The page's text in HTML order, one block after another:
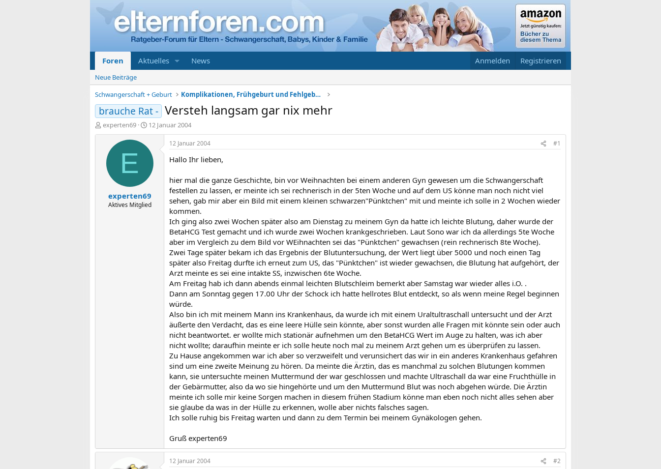
Foren Aktuelles News Anmelden Registrieren
Neue Beiträge
Schwangerschaft + Geburt
Komplikationen, Frühgeburt und Fehlgeburt
brauche Rat - Versteh langsam gar nix mehr
E
r
experten69
E
r
t
l
a
m
12 Januar 2004
E
experten69
Aktives Mitglied
12 Januar 2004 #1
Hallo Ihr lieben,
hier mal die ganze Geschichte, bin vor Weihnachten bei einem anderen Gyn gewesen um die Schwangerschaft
festellen zu lassen, er meinte ich sei rechnerisch in der 5ten Woche und auf dem US könne man noch nicht viel
sehen, gab mir aber ein Bild mit einem kleinen schwarzen"Pünktchen" mit und meinte ich solle in 2 Wochen wieder
kommen.
Ich ging also zwei Wochen später also am Dienstag zu meinem Gyn da hatte ich leichte Blutung, daher wurde der
BetaHCG Test gemacht und ich wurde zwei Wochen krankgeschrieben. Laut Sono war ich da allerdings 5te Woche
aber im Vergleich zu dem Bild vor WEihnachten sei das "Pünktchen" gewachsen (rein rechnerisch 8te Woche).
Zwei Tage später bekam ich das Ergebnis der Blutuntersuchung, der Wert liegt über 5000 und noch einen Tag
später also Freitag durfte ich erneut zum US, das "Pünktchen" ist wieder gewachsen, die Blutung hat aufgehört, der
Arzt meinte es sei eine intakte SS, inzwischen 6te Woche.
Am Freitag hab ich dann abends einmal leichten Blutschleim bemerkt aber Samstag war wieder alles i.O. .
Dann am Sonntag gegen 17.00 Uhr der Schock ich hatte hellrotes Blut entdeckt, so als wenn meine Regel beginnen
würde.
Also bin ich mit meinem Mann ins Krankenhaus, da wurde ich mit einem Uraltultraschall untersucht und der Arzt
äußerte den Verdacht, das es eine leere Hülle sein könnte, aber sonst wurden alle Fragen mit könnte sein oder auch
nicht beantwortet. er wollte mich stationär aufnehmen um den BetaHCG Wert im Auge zu halten, was ich aber
nicht wollte; daraufhin meinte er ich solle heute noch mal zu meinem Arzt gehen um es überprüfen zu lassen.
Zu Hause angekommen war ich aber so verzweifelt und verunsichert das wir in ein anderes Krankenhaus gefahren
sind um eine zweite Meinung zu hören. Da meinte die Ärztin, das es manchmal zu solchen Blutungen kommen
kann, sie untersuchte meinen Muttermund der war geschlossen und machte Ultraschall da war eine Fruchthülle in
der Gebärmutter, also da wo sie hingehörte und um den Muttermund Blut was noch abgehen würde. Die Ärztin
meinte ich solle mir keine Sorgen machen in diesem frühen Stadium könne man eben noch nicht alles sehen aber
sie glaube da was in der Hülle zu erkennen, wolle aber nichts falsches sagen.
Ich solle ruhig bis Freitag warten und dann zu dem Termin bei meinem Gynäkologen gehen.
Gruß experten69
12 Januar 2004 #2